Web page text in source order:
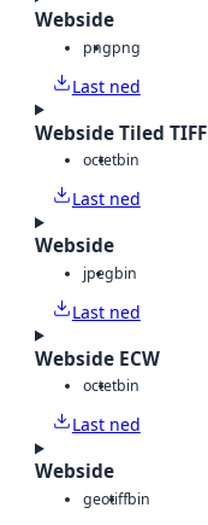
Webside
pngpng
Last ned
Webside Tiled TIFF
octetbin
Last ned
Webside
jpegbin
Last ned
Webside ECW
octetbin
Last ned
Webside
geotiffbin